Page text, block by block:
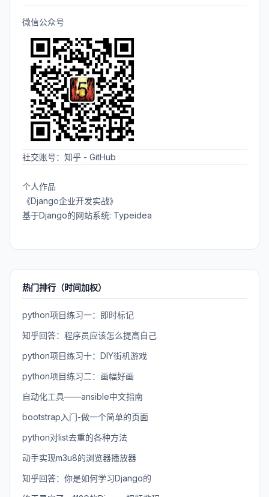
微信公众号
社交账号： 知乎 - GitHub
个人作品
《Django企业开发实战》
基于Django的网站系统: Typeidea
热门排行（时间加权）
python项目练习一：即时标记
知乎回答：程序员应该怎么提高自己
python项目练习十：DIY街机游戏
python项目练习二：画幅好画
自动化工具——ansible中文指南
bootstrap入门-做一个简单的页面
python对list去重的各种方法
动手实现m3u8的浏览器播放器
知乎回答：你是如何学习Django的